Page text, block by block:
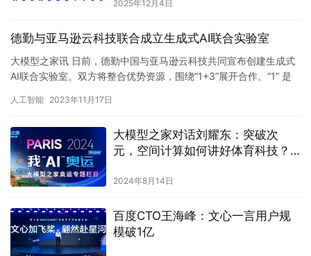
2025年12月4日
德勤与亚马逊云科技联合成立生成式AI联合实验室
大模型之家讯 日前，德勤中国与亚马逊云科技共同宣布创建生成式
AI联合实验室。双方将整合优势资源，围绕“1+3”展开合作。“1” 是
人工智能 2023年11月17日
大模型之家对话刘耀东：突破次
元，空间计算如何讲好体育科技？
2024年8月14日
百度CTO王海峰：文心一言用户规
模破1亿